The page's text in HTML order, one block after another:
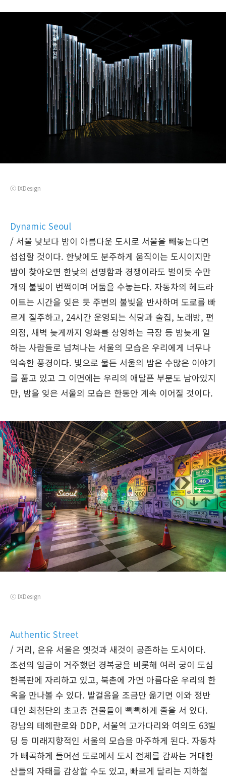
ⓒ IXDesign
Dynamic Seoul
/ 서울 낮보다 밤이 아름다운 도시로 서울을 빼놓는다면
섭섭할 것이다. 한낮에도 분주하게 움직이는 도시이지만
밤이 찾아오면 한낮의 선명함과 경쟁이라도 벌이듯 수만
개의 불빛이 번쩍이며 어둠을 수놓는다. 자동차의 헤드라
이트는 시간을 잊은 듯 주변의 불빛을 반사하며 도로를 빠
르게 질주하고, 24시간 운영되는 식당과 술집, 노래방, 편
의점, 새벽 늦게까지 영화를 상영하는 극장 등 밤늦게 일
하는 사람들로 넘쳐나는 서울의 모습은 우리에게 너무나
익숙한 풍경이다. 빛으로 물든 서울의 밤은 수많은 이야기
를 품고 있고 그 이면에는 우리의 애달픈 부분도 남아있지
만, 밤을 잊은 서울의 모습은 한동안 계속 이어질 것이다.
ⓒ IXDesign
Authentic Street
/ 거리, 은유 서울은 옛것과 새것이 공존하는 도시이다.
조선의 임금이 거주했던 경복궁을 비롯해 여러 궁이 도심
한복판에 자리하고 있고, 북촌에 가면 아름다운 우리의 한
옥을 만나볼 수 있다. 발걸음을 조금만 옮기면 이와 정반
대인 최첨단의 초고층 건물들이 빽빽하게 줄을 서 있다.
강남의 테헤란로와 DDP, 서울역 고가다리와 여의도 63빌
딩 등 미래지향적인 서울의 모습을 마주하게 된다. 자동차
가 빼곡하게 들어선 도로에서 도시 전체를 감싸는 거대한
산들의 자태를 감상할 수도 있고, 빠르게 달리는 지하철